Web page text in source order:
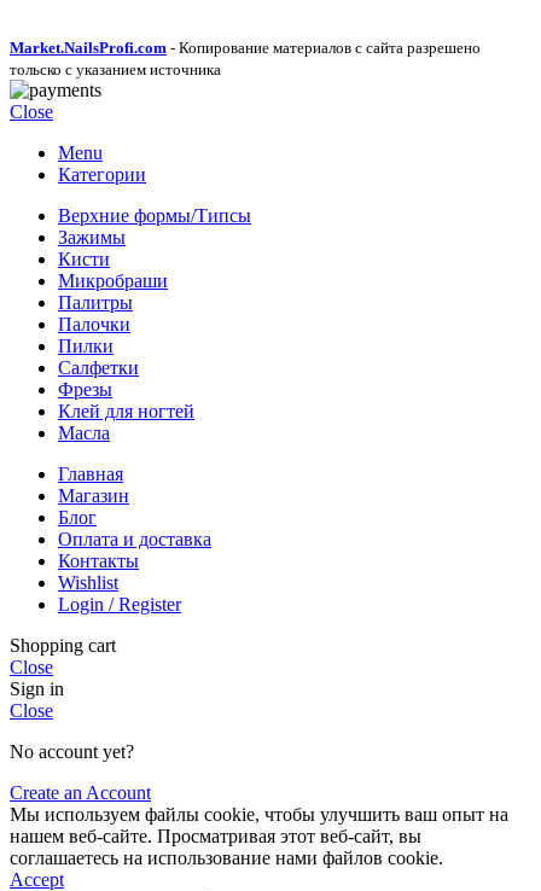
Market.NailsProfi.com - Копирование материалов с сайта разрешено
тольско с указанием источника
Close
Menu
Категории
Верхние формы/Типсы
Зажимы
Кисти
Микробраши
Палитры
Палочки
Пилки
Салфетки
Фрезы
Клей для ногтей
Масла
Главная
Магазин
Блог
Оплата и доставка
Контакты
Wishlist
Login / Register
Shopping cart
Close
Sign in
Close
No account yet?
Create an Account
Мы используем файлы cookie, чтобы улучшить ваш опыт на
нашем веб-сайте. Просматривая этот веб-сайт, вы
соглашаетесь на использование нами файлов cookie.
Accept